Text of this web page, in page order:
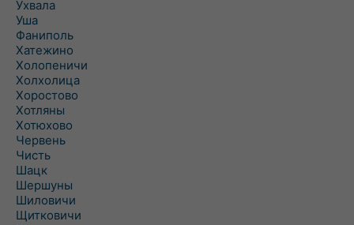
Ухвала
Уша
Фаниполь
Хатежино
Холопеничи
Холхолица
Хоростово
Хотляны
Хотюхово
Червень
Чисть
Шацк
Шершуны
Шиловичи
Щитковичи